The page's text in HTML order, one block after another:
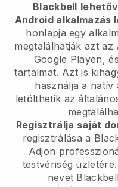
Blackbell
Android alkalmazás
honlapja egy
megtalálhatják azt
Google Playen,
tartalmat. Azt is
használja a natív
letölthetik az
Regisztrálja saját
regisztrálása a
Adjon
testvériség üzletére.
nevet Blackbell